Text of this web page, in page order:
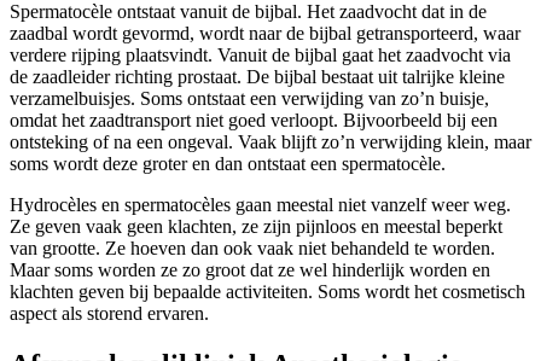
Spermatocèle ontstaat vanuit de bijbal. Het zaadvocht dat in de
zaadbal wordt gevormd, wordt naar de bijbal getransporteerd, waar
verdere rijping plaatsvindt. Vanuit de bijbal gaat het zaadvocht via
de zaadleider richting prostaat. De bijbal bestaat uit talrijke kleine
verzamelbuisjes. Soms ontstaat een verwijding van zo’n buisje,
omdat het zaadtransport niet goed verloopt. Bijvoorbeeld bij een
ontsteking of na een ongeval. Vaak blijft zo’n verwijding klein, maar
soms wordt deze groter en dan ontstaat een spermatocèle.
Hydrocèles en spermatocèles gaan meestal niet vanzelf weer weg.
Ze geven vaak geen klachten, ze zijn pijnloos en meestal beperkt
van grootte. Ze hoeven dan ook vaak niet behandeld te worden.
Maar soms worden ze zo groot dat ze wel hinderlijk worden en
klachten geven bij bepaalde activiteiten. Soms wordt het cosmetisch
aspect als storend ervaren.